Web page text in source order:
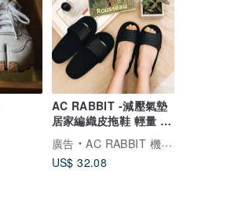
AC RABBIT -減壓氣墊
居家編織皮拖鞋 輕量 防
滑 柔軟 舒壓 可機洗
廣告
AC RABBIT 機能氣墊專門
US$ 32.08